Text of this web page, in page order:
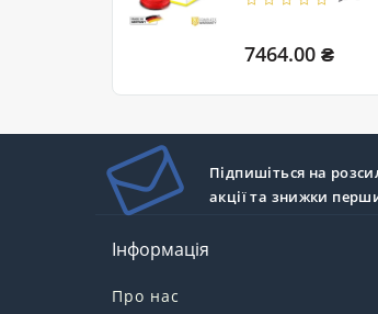
7464.00 ₴
Підпишіться на
акції та знижки
Інформація
Про нас